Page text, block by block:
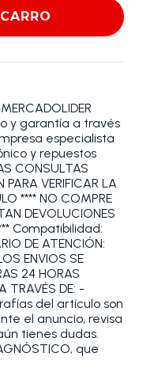
y garantía a través
especialista
y repuestos
CONSULTAS
PARA VERIFICAR LA
**** NO COMPRE
DEVOLUCIONES
Compatibilidad:
DE ATENCIÓN:
ENVIOS SE
24 HORAS
TRAVÉS DE: -
del artículo son
el anuncio, revisa
tienes dudas.
que